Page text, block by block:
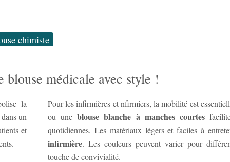
chimiste
blouse médicale avec style !
la
un
et
Pour les infirmières et nfirmiers, la mobilité est
ou une blouse blanche à manches courtes
quotidiennes. Les matériaux légers et faciles à
infirmière. Les couleurs peuvent varier pour
touche de convivialité.